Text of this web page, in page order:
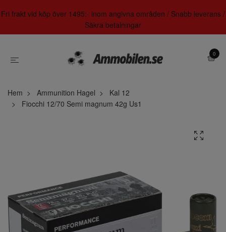
Fri frakt vid köp över 1495:- inom angivna områden / Snabb leverans /
Säkra betalningar
0
Hem Ammunition Hagel
Kal 12
Fiocchi 12/70 Semi magnum 42g Us1